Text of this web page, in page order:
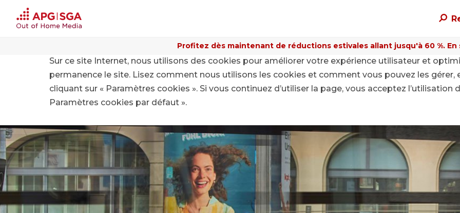
Profitez dès maintenant de réductions estivales allant jusqu'à 60 %. En
Inspiration et innovation
Sur ce site Internet, nous utilisons des cookies pour améliorer votre expérience utilisateur et
permanence le site. Lisez comment nous utilisons les cookies et comment vous pouvez les gérer,
cliquant sur « Paramètres cookies ». Si vous continuez d’utiliser la page, vous acceptez l’utilisation
Paramètres cookies par défaut ».